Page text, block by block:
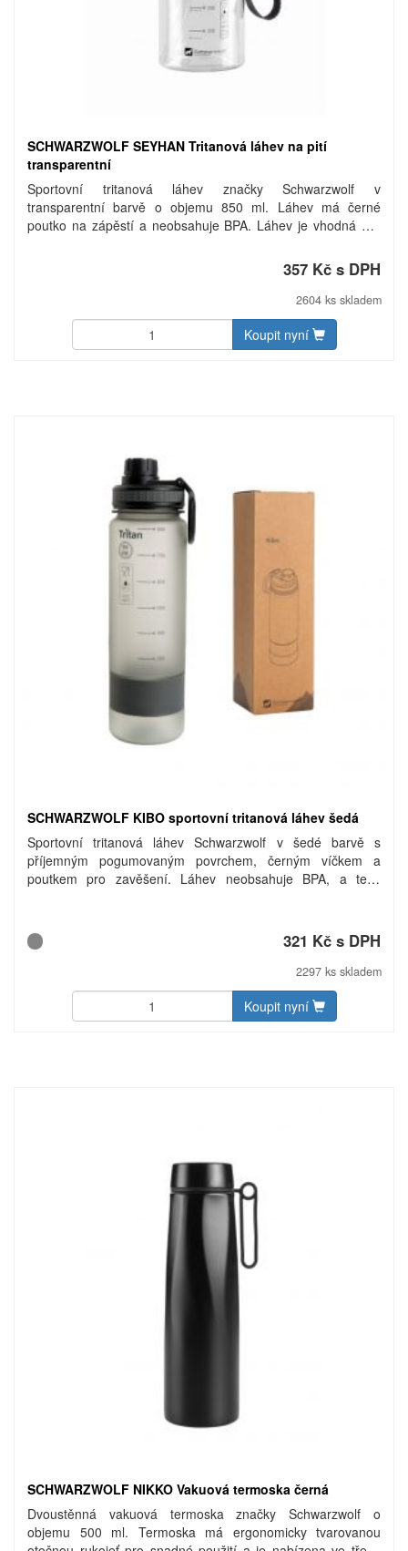
SCHWARZWOLF SEYHAN Tritanová láhev na pití
transparentní
Sportovní tritanová láhev značky Schwarzwolf v
transparentní barvě o objemu 850 ml. Láhev má černé
poutko na zápěstí a neobsahuje BPA. Láhev je vhodná pro
357 Kč s DPH
2604 ks skladem
Koupit nyní
SCHWARZWOLF KIBO sportovní tritanová láhev šedá
Sportovní tritanová láhev Schwarzwolf v šedé barvě s
příjemným pogumovaným povrchem, černým víčkem a
poutkem pro zavěšení. Láhev neobsahuje BPA, a tedy
umístěn silikonový proužek s logem Schwarzwolf. Baleno v
dárkové krabičce. Objem: 800 ml. Materiál: tritan. Rozměry:
321 Kč s DPH
2297 ks skladem
Koupit nyní
SCHWARZWOLF NIKKO Vakuová termoska černá
Dvoustěnná vakuová termoska značky Schwarzwolf o
objemu 500 ml. Termoska má ergonomicky tvarovanou